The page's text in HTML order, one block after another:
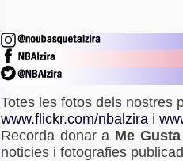
Totes les fotos dels nostres
www.flickr.com/nbalzira i
Recorda donar a Me
noticies i fotografies